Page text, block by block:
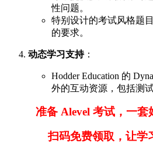
性问题。
特别设计的考试风格题
的要求。
动态学习支持：
Hodder Education 的
外的互动资源，包括测
准备 Alevel 考试，一套
扫码免费领取，让学